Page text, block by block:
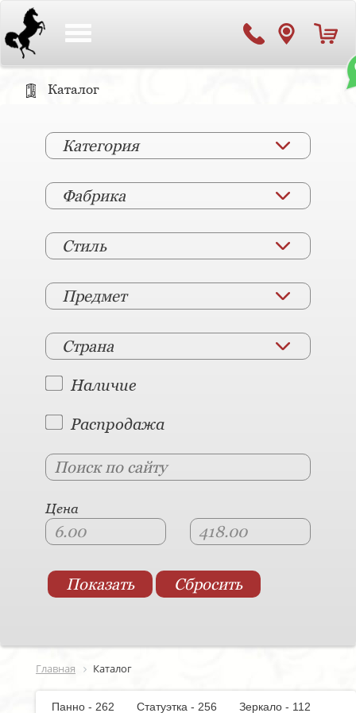
Каталог
Категория
Фабрика
Стиль
Предмет
Страна
Наличие
Распродажа
Цена
Главная Каталог
Панно - 262 Статуэтка - 256
Зеркало - 112